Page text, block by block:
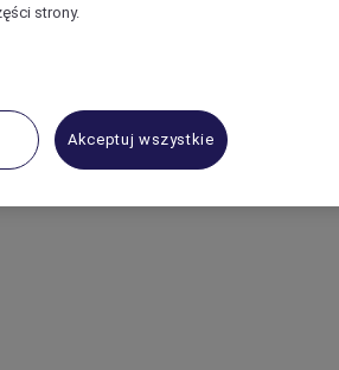
strony.
Akceptuj wszystkie